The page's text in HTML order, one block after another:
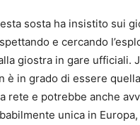
sosta ha insistito sui
e cercando
giostra in gare ufficiali.
è in grado di essere
rete e potrebbe anche
unica in